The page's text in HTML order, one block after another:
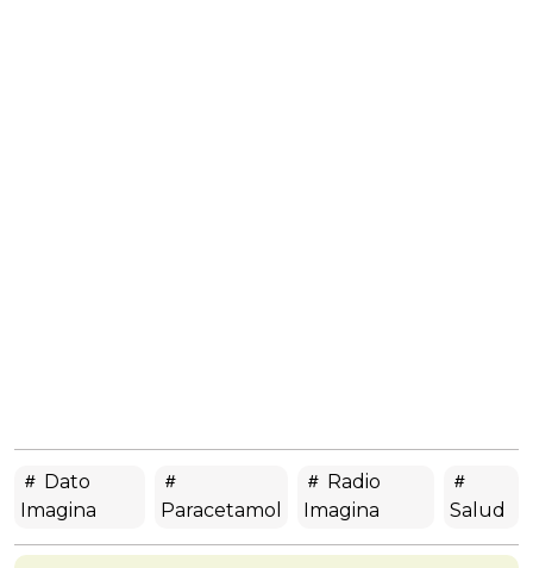
Dato
Imagina
Paracetamol
Radio
Imagina
Salud